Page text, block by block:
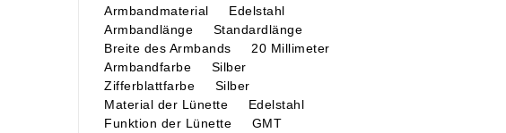
Armbandmaterial Edelstahl
Armbandlänge Standardlänge
Breite des Armbands 20 Millimeter
Armbandfarbe Silber
Zifferblattfarbe Silber
Material der Lünette Edelstahl
Funktion der Lünette GMT